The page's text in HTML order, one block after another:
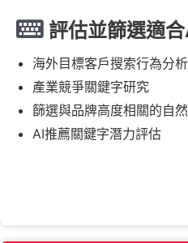
評估並篩選適
海外目標客戶搜索行為分析
產業競爭關鍵字研究
篩選與品牌高度相關的自
AI推薦關鍵字潛力評估